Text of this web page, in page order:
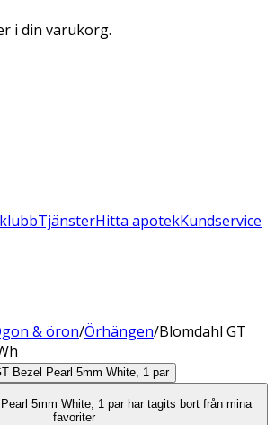
i din varukorg.
TjänsterHitta apotekKundservice
& öron/Örhängen/Blomdahl GT
5mm White, 1 par har tagits bort från mina
favoriter